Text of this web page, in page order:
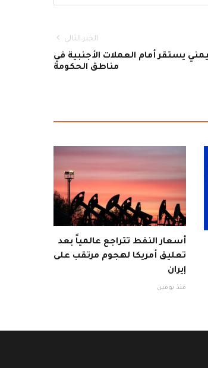
الخبر التالي
يستقر أمام العملات الأجنبية في
مناطق الحكومة
أسعار النفط تتراجع عالمياً بعد
تعليق أمريكا لهجوم مرتقب على
إيران
منذ يومين